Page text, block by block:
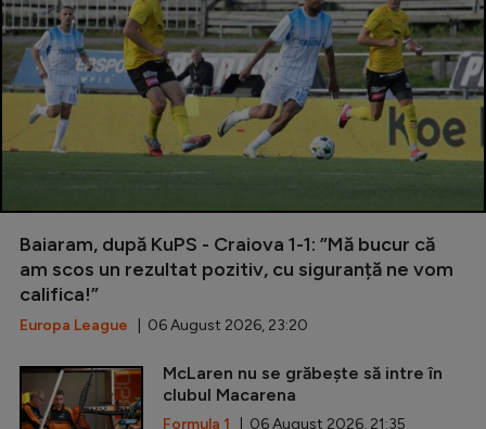
Baiaram, după KuPS - Craiova 1-1: ”Mă bucur că
am scos un rezultat pozitiv, cu siguranță ne vom
califica!”
Europa League | 06 August 2026, 23:20
McLaren nu se grăbește să intre în
clubul Macarena
Formula 1 | 06 August 2026, 21:35